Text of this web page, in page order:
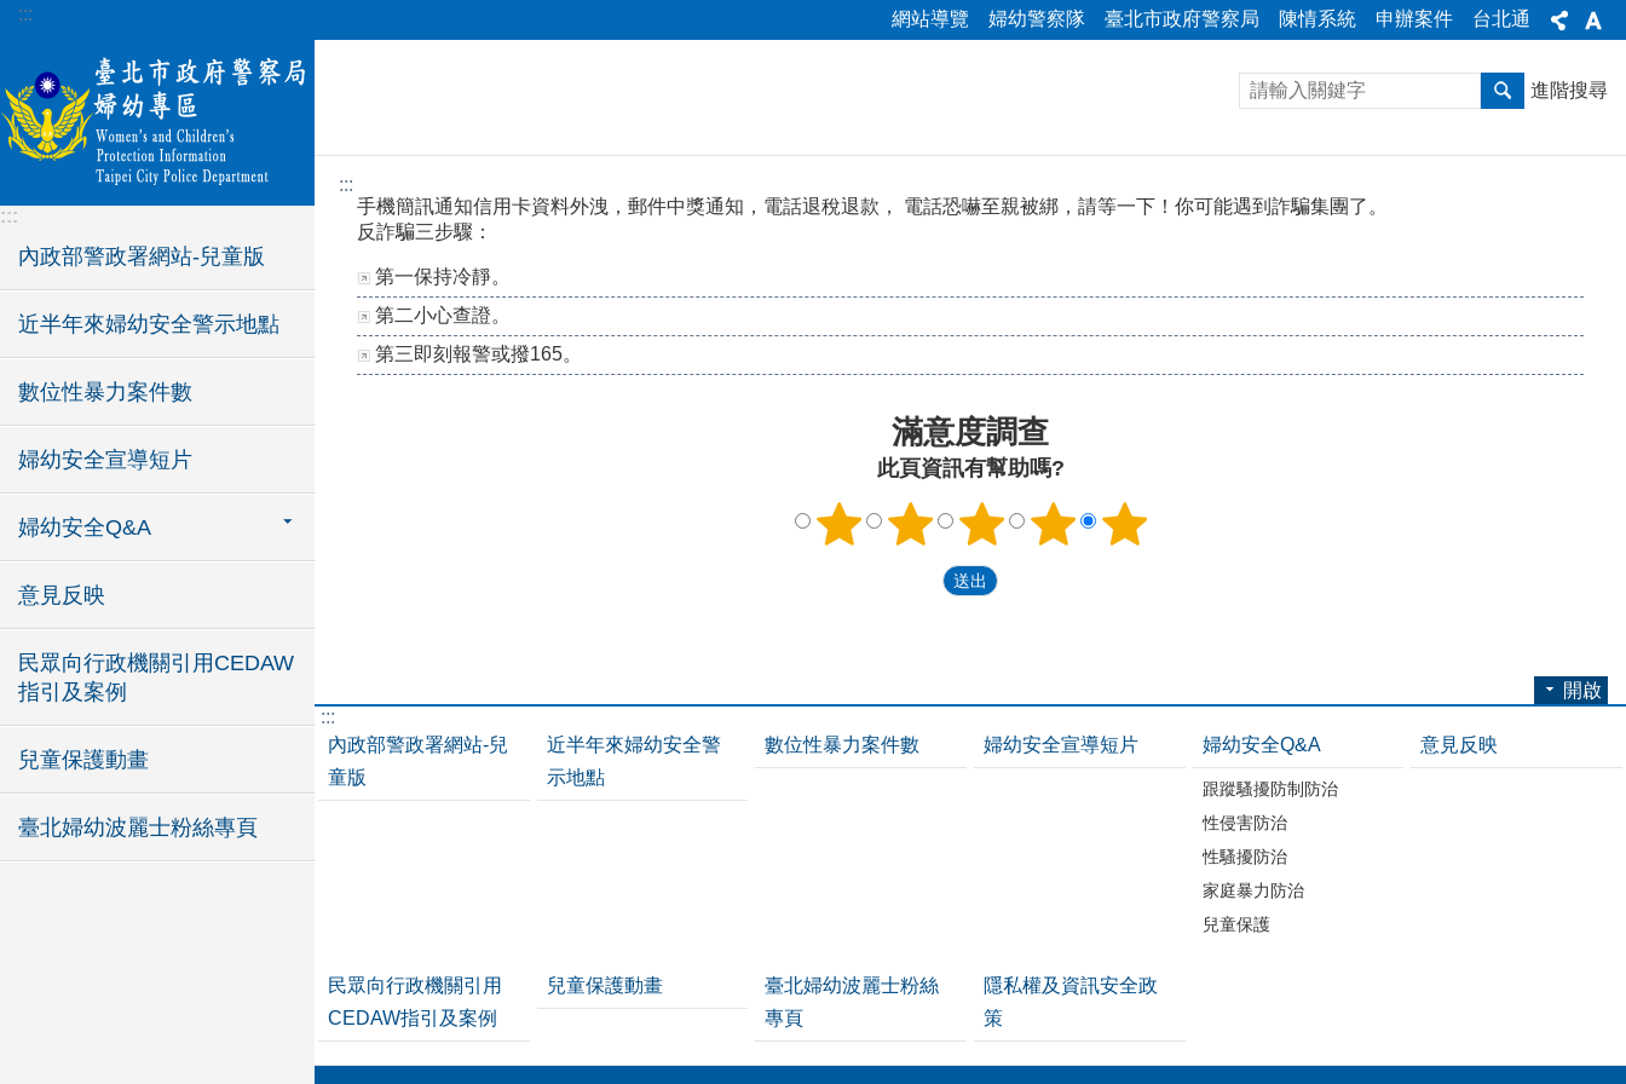
跳到主要內容區塊
::: 網站導覽 婦幼警察隊 臺北市政府警察局 陳情系統 申辦案件 台北通
:::
內政部警政署網站-兒童版
近半年來婦幼安全警示地點
數位性暴力案件數
婦幼安全宣導短片
婦幼安全Q&A
意見反映
民眾向行政機關引用CEDAW
指引及案例
兒童保護動畫
臺北婦幼波麗士粉絲專頁
進階搜尋
:::
手機簡訊通知信用卡資料外洩，郵件中獎通知，電話退稅退款， 電話恐嚇至親被綁，請等一下！你可能遇到詐騙集團了。
反詐騙三步驟：
第一保持冷靜。
第二小心查證。
第三即刻報警或撥165。
滿意度調查
此頁資訊有幫助嗎?
開啟
:::
內政部警政署網站-兒
童版
近半年來婦幼安全警
示地點
數位性暴力案件數 婦幼安全宣導短片 婦幼安全Q&A
跟蹤騷擾防制防治
性侵害防治
性騷擾防治
家庭暴力防治
兒童保護
意見反映
民眾向行政機關引用
CEDAW指引及案例
兒童保護動畫
臺北婦幼波麗士粉絲
專頁
隱私權及資訊安全政
策